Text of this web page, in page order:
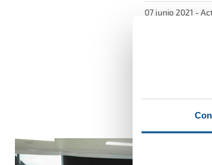
07 junio 2021 -
suscribieron